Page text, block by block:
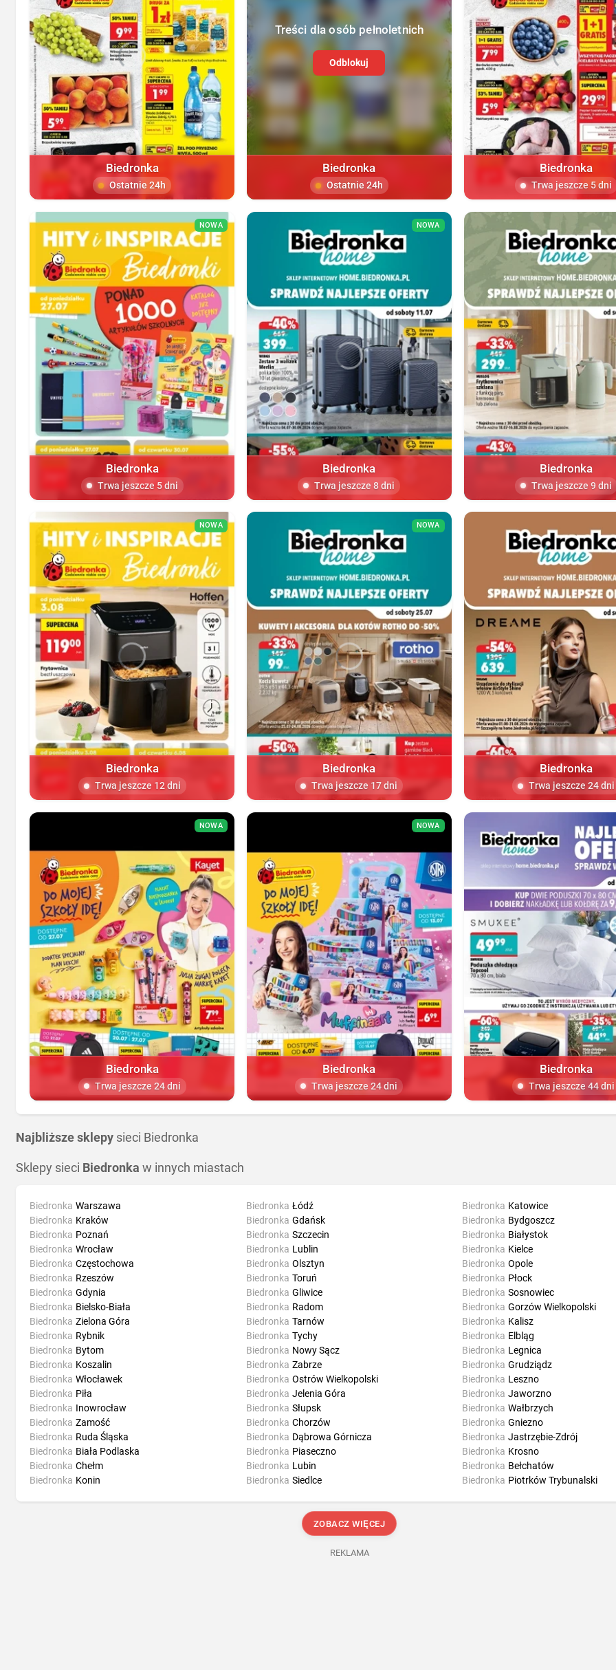
Biedronka
Ostatnie 24h
Treści dla osób pełnoletnich
Odblokuj
Biedronka
Ostatnie 24h
Biedronka
Trwa jeszcze 5 dni
NOWA
Biedronka
Trwa jeszcze 5 dni
NOWA
Biedronka
Trwa jeszcze 8 dni
Biedronka
Trwa jeszcze 9 dni
NOWA
Biedronka
Trwa jeszcze 12 dni
NOWA
Biedronka
Trwa jeszcze 17 dni
Biedronka
Trwa jeszcze 24 dni
NOWA
Biedronka
Trwa jeszcze 24 dni
NOWA
Biedronka
Trwa jeszcze 24 dni
Biedronka
Trwa jeszcze 44 dni
Najbliższe sklepy sieci Biedronka
Sklepy sieci Biedronka w innych miastach
Biedronka Warszawa
Biedronka Kraków
Biedronka Poznań
Biedronka Wrocław
Biedronka Łódź
Biedronka Gdańsk
Biedronka Szczecin
Biedronka Lublin
Biedronka Katowice
Biedronka Bydgoszcz
Biedronka Białystok
Biedronka Kielce
Biedronka Częstochowa
Biedronka Rzeszów
Biedronka Gdynia
Biedronka Bielsko-Biała
Biedronka Olsztyn
Biedronka Toruń
Biedronka Gliwice
Biedronka Radom
Biedronka Opole
Biedronka Płock
Biedronka Sosnowiec
Biedronka Gorzów Wielkopolski
Biedronka Zielona Góra
Biedronka Rybnik
Biedronka Bytom
Biedronka Koszalin
Biedronka Tarnów
Biedronka Tychy
Biedronka Nowy Sącz
Biedronka Zabrze
Biedronka Kalisz
Biedronka Elbląg
Biedronka Legnica
Biedronka Grudziądz
Biedronka Włocławek
Biedronka Piła
Biedronka Inowrocław
Biedronka Zamość
Biedronka Ostrów Wielkopolski
Biedronka Jelenia Góra
Biedronka Słupsk
Biedronka Chorzów
Biedronka Leszno
Biedronka Jaworzno
Biedronka Wałbrzych
Biedronka Gniezno
Biedronka Ruda Śląska
Biedronka Biała Podlaska
Biedronka Chełm
Biedronka Konin
Biedronka Dąbrowa Górnicza
Biedronka Piaseczno
Biedronka Lubin
Biedronka Siedlce
Biedronka Jastrzębie-Zdrój
Biedronka Krosno
Biedronka Bełchatów
Biedronka Piotrków Trybunalski
ZOBACZ WIĘCEJ
REKLAMA